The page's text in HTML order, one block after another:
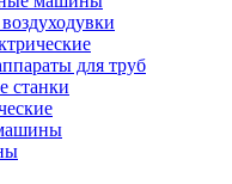
для труб
станки